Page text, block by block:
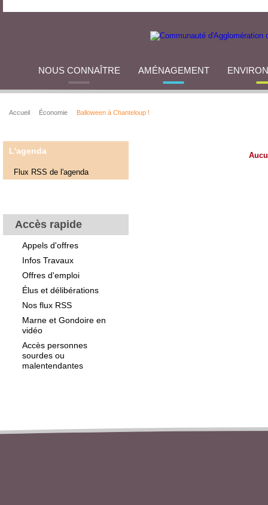
NOUS CONNAÎTRE AMÉNAGEMENT
Accueil Économie Balloween à Chanteloup !
L'agenda
Flux RSS de l'agenda
Accès rapide
Appels d'offres
Infos Travaux
Offres d'emploi
Élus et délibérations
Nos flux RSS
Marne et Gondoire en
vidéo
Accès personnes
sourdes ou
malentendantes